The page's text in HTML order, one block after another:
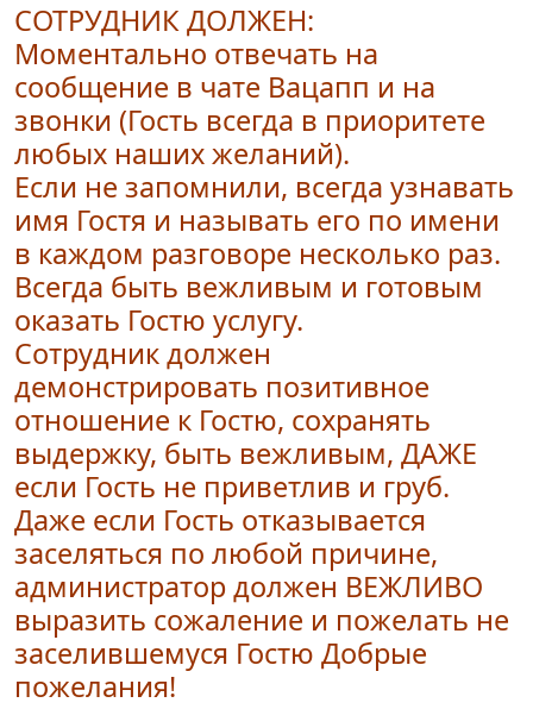
СОТРУДНИК ДОЛЖЕН:
Моментально отвечать на
сообщение в чате Вацапп и на
звонки (Гость всегда в приоритете
любых наших желаний).
Если не запомнили, всегда узнавать
имя Гостя и называть его по имени
в каждом разговоре несколько раз.
Всегда быть вежливым и готовым
оказать Гостю услугу.
Сотрудник должен
демонстрировать позитивное
отношение к Гостю, сохранять
выдержку, быть вежливым, ДАЖЕ
если Гость не приветлив и груб.
Даже если Гость отказывается
заселяться по любой причине,
администратор должен ВЕЖЛИВО
выразить сожаление и пожелать не
заселившемуся Гостю Добрые
пожелания!